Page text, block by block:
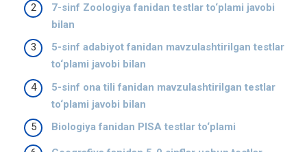
7-sinf Zoologiya fanidan testlar to‘plami javobi
bilan
5-sinf adabiyot fanidan mavzulashtirilgan testlar
to‘plami javobi bilan
5-sinf ona tili fanidan mavzulashtirilgan testlar
to‘plami javobi bilan
Biologiya fanidan PISA testlar to‘plami